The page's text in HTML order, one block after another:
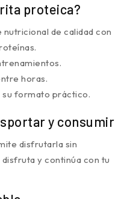
proteica?
de calidad con
horas.
su formato práctico.
y consumir
disfrutarla sin
y continúa con tu